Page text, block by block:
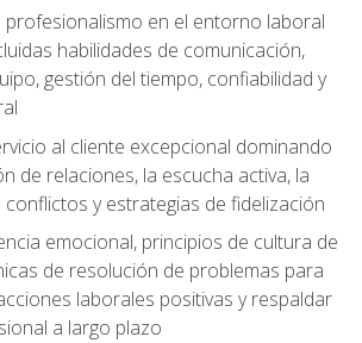
profesionalismo en el entorno laboral
habilidades de comunicación,
gestión del tiempo, confiabilidad y
al cliente excepcional dominando
de relaciones, la escucha activa, la
y estrategias de fidelización
emocional, principios de cultura de
de resolución de problemas para
laborales positivas y respaldar
a largo plazo